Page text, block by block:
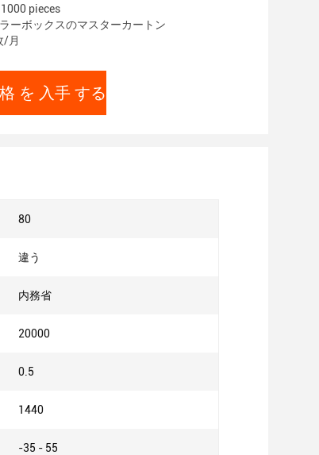
pieces
ーボックスのマスターカートン
/月
を 入手 する
80
違う
内務省
20000
0.5
1440
-35 - 55